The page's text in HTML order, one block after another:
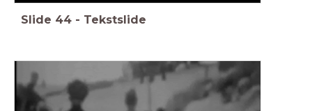
Slide 44 - Tekstslide